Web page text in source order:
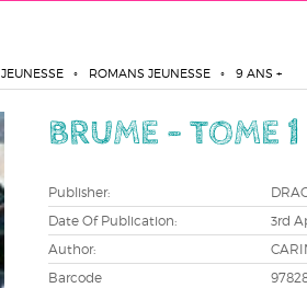
JEUNESSE ROMANS JEUNESSE 9 ANS +
BRUME - TOME
Publisher:
Date Of Publication:
3rd
Author:
Barcode